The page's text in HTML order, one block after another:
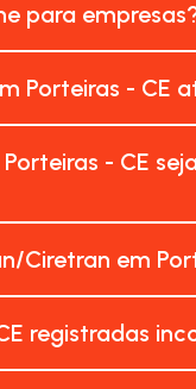
para
Porteiras - CE
- CE
em
registradas